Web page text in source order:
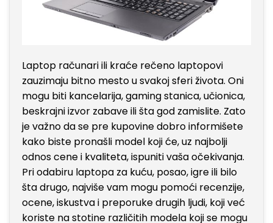
Laptop računari ili kraće rečeno laptopovi
zauzimaju bitno mesto u svakoj sferi života. Oni
mogu biti kancelarija, gaming stanica, učionica,
beskrajni izvor zabave ili šta god zamislite. Zato
je važno da se pre kupovine dobro informišete
kako biste pronašli model koji će, uz najbolji
odnos cene i kvaliteta, ispuniti vaša očekivanja.
Pri odabiru laptopa za kuću, posao, igre ili bilo
šta drugo, najviše vam mogu pomoći recenzije,
ocene, iskustva i preporuke drugih ljudi, koji već
koriste na stotine različitih modela koji se mogu